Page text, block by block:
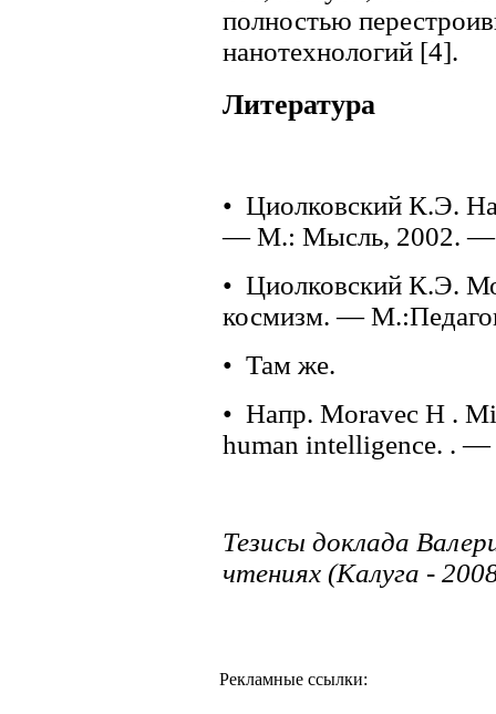
полностью
нанотехнологий [4].
Литература
• Циолковский К.Э.
— М.: Мысль, 2002. —
• Циолковский К.Э.
космизм. —
• Там же.
• Напр. Moravec H .
human intelligence. . —
Тезисы доклада
чтениях (Калуга -
Рекламные ссылки: